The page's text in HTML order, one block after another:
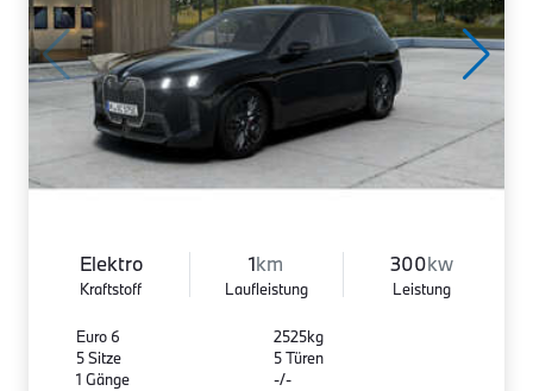
Elektro
Kraftstoff
1km
Laufleistung
300kw
Leistung
Euro 6
5 Sitze
1 Gänge
2525kg
5 Türen
-/-